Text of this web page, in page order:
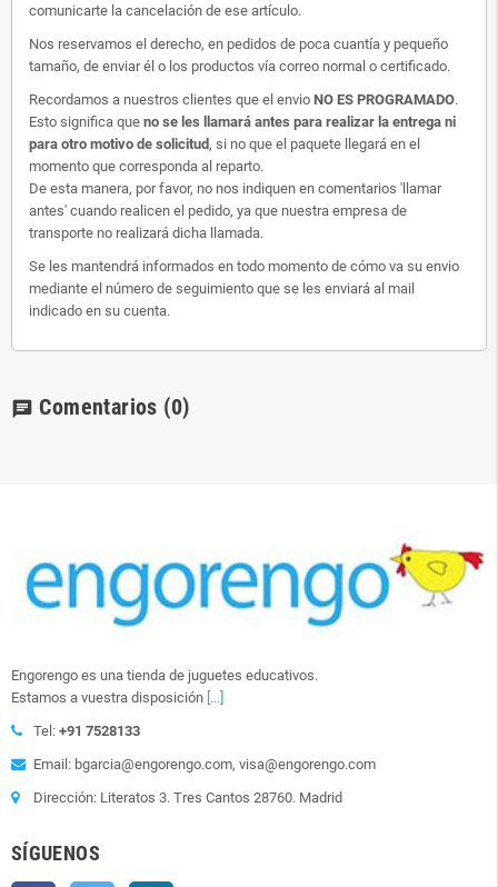
comunicarte la cancelación de ese artículo.
Nos reservamos el derecho, en pedidos de poca cuantía y pequeño
tamaño, de enviar él o los productos vía correo normal o certificado.
Recordamos a nuestros clientes que el envio NO ES PROGRAMADO.
Esto significa que no se les llamará antes para realizar la entrega ni
para otro motivo de solicitud, si no que el paquete llegará en el
momento que corresponda al reparto.
De esta manera, por favor, no nos indiquen en comentarios 'llamar
antes' cuando realicen el pedido, ya que nuestra empresa de
transporte no realizará dicha llamada.
Se les mantendrá informados en todo momento de cómo va su envio
mediante el número de seguimiento que se les enviará al mail
indicado en su cuenta.
chat Comentarios (0)
Engorengo es una tienda de juguetes educativos.
Estamos a vuestra disposición [...]
Tel: +91 7528133
Email: bgarcia@engorengo.com, visa@engorengo.com
Dirección: Literatos 3. Tres Cantos 28760. Madrid
SÍGUENOS